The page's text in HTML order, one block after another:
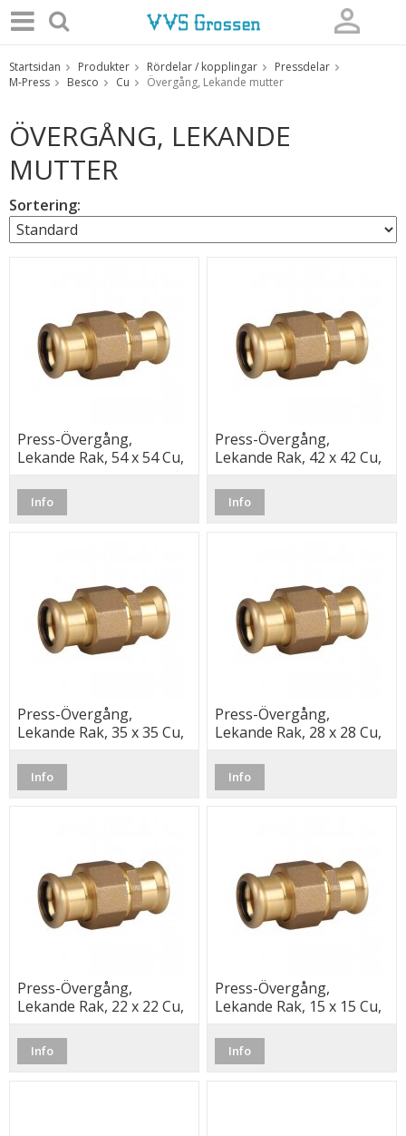
Produkten har blivit tillagd i varukorgen
Startsidan Produkter Rördelar / kopplingar
Pressdelar
M-Press
Besco Cu Övergång, Lekande mutter
ÖVERGÅNG, LEKANDE
MUTTER
Sortering:
Press-Övergång,
Lekande Rak, 54 x 54 Cu,
Info
Press-Övergång,
Lekande Rak, 42 x 42 Cu,
Info
Press-Övergång,
Lekande Rak, 35 x 35 Cu,
Info
Press-Övergång,
Lekande Rak, 28 x 28 Cu,
Info
Press-Övergång,
Lekande Rak, 22 x 22 Cu,
Info
Press-Övergång,
Lekande Rak, 15 x 15 Cu,
Info